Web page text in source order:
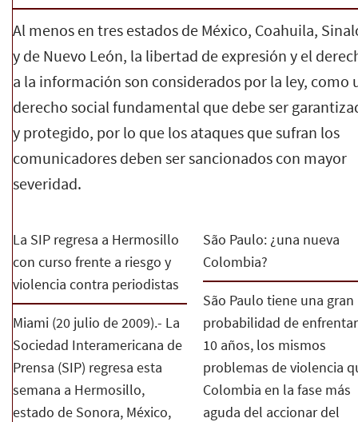
Al menos en tres estados de México, Coahuila,
y de Nuevo León, la libertad de expresión y el
a la información son considerados por la ley, como
derecho social fundamental que debe ser
y protegido, por lo que los ataques que sufran los
comunicadores deben ser sancionados con mayor
severidad.
La SIP regresa a Hermosillo
con curso frente a riesgo y
violencia contra periodistas
Miami (20 julio de 2009).- La
Sociedad Interamericana de
Prensa (SIP) regresa esta
semana a Hermosillo,
estado de Sonora, México,
São Paulo: ¿una nueva
Colombia?
São Paulo tiene una gran
probabilidad de
10 años, los mismos
problemas de violencia
Colombia en la fase más
aguda del accionar del